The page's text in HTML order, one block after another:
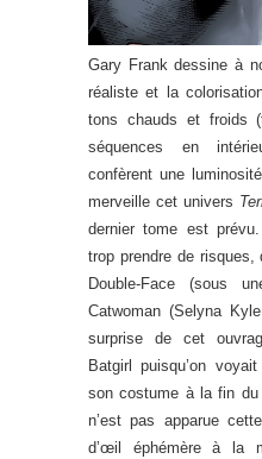
Gary Frank dessine à
réaliste et la
tons chauds et froids
séquences en
confèrent une
merveille cet univers
dernier tome est
trop prendre de risques,
Double-Face (sous
Catwoman (Selyna
surprise de cet
Batgirl puisqu’on
son costume à la fin du
n’est pas apparue
d’œil éphémère à la